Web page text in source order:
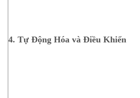
4. Tự Động Hóa và Điều Khiển